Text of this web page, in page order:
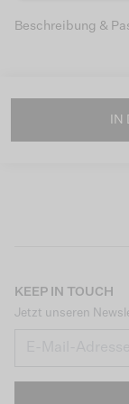
Beschreibung &
KEEP IN TOUCH
Jetzt unseren